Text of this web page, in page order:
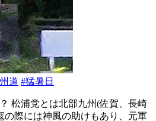
道 #猛暑日
松浦党とは北部九州(佐賀、長崎
の際には神風の助けもあり、元軍